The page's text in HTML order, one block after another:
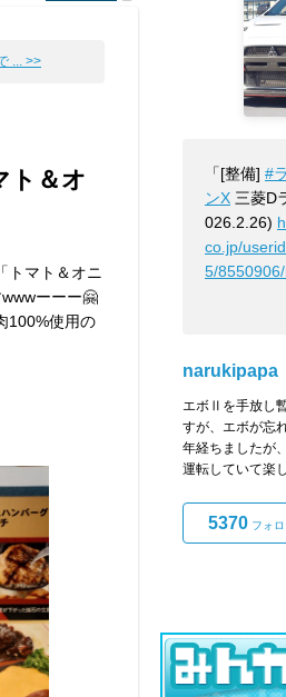
... >>
ト＆オ
トマト＆オニ
ーーー🤗
100%使用の
「[整備] #
ンX 三菱D
026.2.26)
co.jp/
5/
narukipapa
エボⅡを手放し
すが、エボが忘
年経ちましたが
運転していて楽
5370 フォロ